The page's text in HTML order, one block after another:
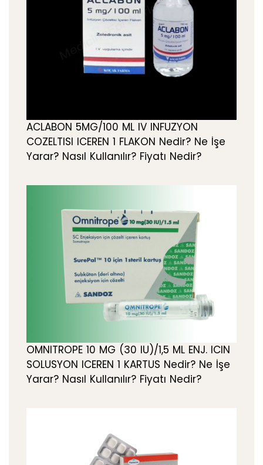
ACLABON 5MG/100 ML IV INFUZYON
COZELTISI ICEREN 1 FLAKON Nedir? Ne İşe
Yarar? Nasıl Kullanılır? Fiyatı Nedir?
OMNITROPE 10 MG (30 IU)/1,5 ML ENJ. ICIN
SOLUSYON ICEREN 1 KARTUS Nedir? Ne İşe
Yarar? Nasıl Kullanılır? Fiyatı Nedir?